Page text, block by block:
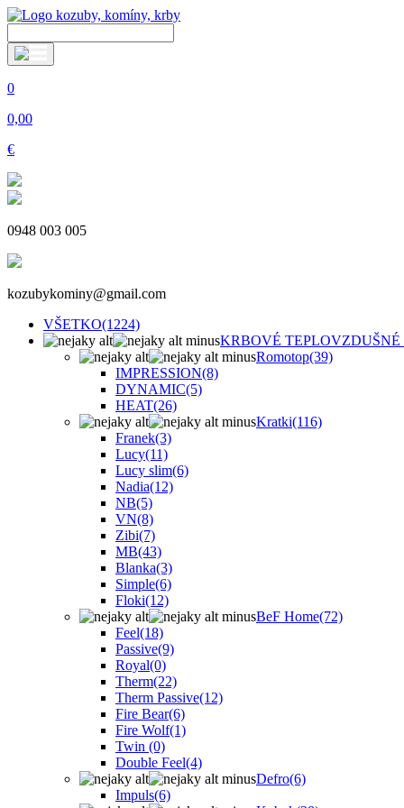
0
0,00
€
0948 003 005
kozubykominy@gmail.com
VŠETKO(1224)
KRBOVÉ
Romotop(39)
IMPRESSION(8)
DYNAMIC(5)
HEAT(26)
Kratki(116)
Franek(3)
Lucy(11)
Lucy slim(6)
Nadia(12)
NB(5)
VN(8)
Zibi(7)
MB(43)
Blanka(3)
Simple(6)
Floki(12)
BeF Home(72)
Feel(18)
Passive(9)
Royal(0)
Therm(22)
Therm Passive(12)
Fire Bear(6)
Fire Wolf(1)
Twin (0)
Double Feel(4)
Defro(6)
Impuls(6)